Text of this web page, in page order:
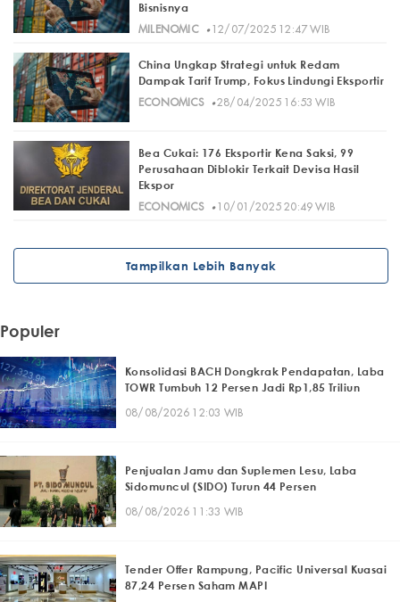
Bisnisnya
MILENOMIC· 12/07/2025 12:47 WIB
China Ungkap Strategi untuk Redam
Dampak Tarif Trump, Fokus Lindungi Eksportir
ECONOMICS· 28/04/2025 16:53 WIB
Bea Cukai: 176 Eksportir Kena Saksi, 99
Perusahaan Diblokir Terkait Devisa Hasil
Ekspor
ECONOMICS· 10/01/2025 20:49 WIB
Tampilkan Lebih Banyak
Populer
Konsolidasi BACH Dongkrak Pendapatan, Laba
TOWR Tumbuh 12 Persen Jadi Rp1,85 Triliun
08/08/2026 12:03 WIB
Penjualan Jamu dan Suplemen Lesu, Laba
Sidomuncul (SIDO) Turun 44 Persen
08/08/2026 11:33 WIB
Tender Offer Rampung, Pacific Universal Kuasai
87,24 Persen Saham MAPI